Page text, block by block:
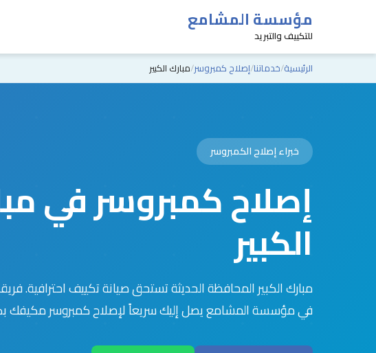
مؤسسة المشامع
للتكييف والتبريد
الرئيسية خدماتنا إصلاح كمبروسر مبارك الكبير
خبراء إصلاح الكمبروسر
إصلاح كمبروسر في
الكبير
مبارك الكبير المحافظة الحديثة تستحق صيانة تكييف احترافية.
في مؤسسة المشامع يصل إليك سريعاً لإصلاح كمبروسر مكيفك